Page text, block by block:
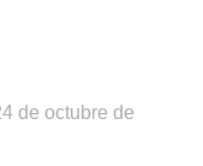
de octubre de